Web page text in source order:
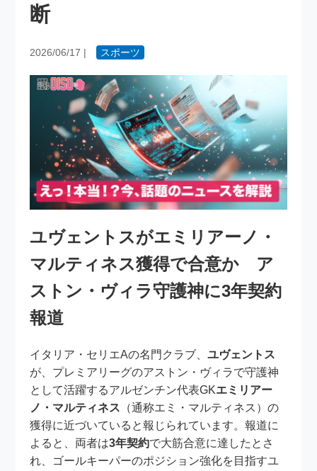
断
2026/06/17 | スポーツ
ユヴェントスがエミリアーノ・
マルティネス獲得で合意か ア
ストン・ヴィラ守護神に3年契約
報道
イタリア・セリエAの名門クラブ、ユヴェントス
が、プレミアリーグのアストン・ヴィラで守護神
として活躍するアルゼンチン代表GKエミリアー
ノ・マルティネス （通称エミ・マルティネス）の
獲得に近づいていると報じられています。報道に
よると、両者は3年契約で大筋合意に達したとさ
れ、ゴールキーパーのポジション強化を目指すユ